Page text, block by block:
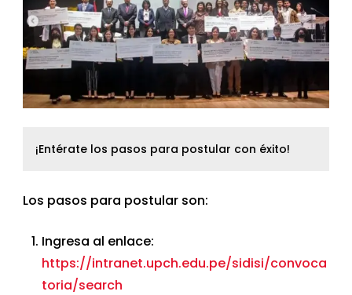
¡Entérate los pasos para postular con éxito!
Los pasos para postular son:
Ingresa al enlace:
https://intranet.upch.edu.pe/sidisi/convoca
toria/search